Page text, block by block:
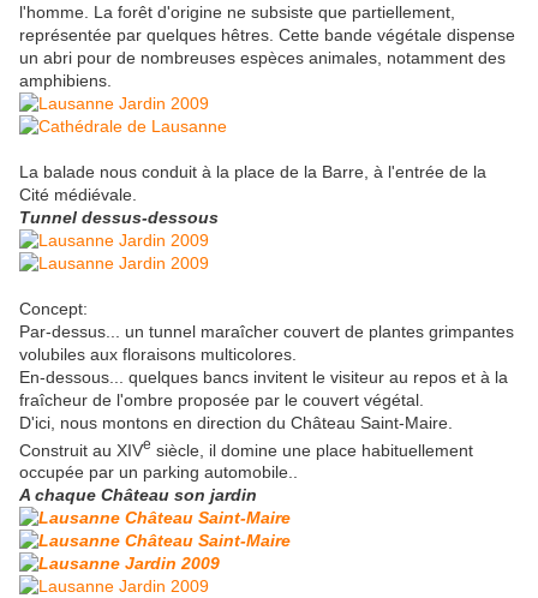
l'homme. La forêt d'origine ne subsiste que partiellement,
représentée par quelques hêtres. Cette bande végétale dispense
un abri pour de nombreuses espèces animales, notamment des
amphibiens.
La balade nous conduit à la place de la Barre, à l'entrée de la
Cité médiévale.
Tunnel dessus-dessous
Concept:
Par-dessus... un tunnel maraîcher couvert de plantes grimpantes
volubiles aux floraisons multicolores.
En-dessous... quelques bancs invitent le visiteur au repos et à la
fraîcheur de l'ombre proposée par le couvert végétal.
D'ici, nous montons en direction du Château Saint-Maire.
Construit au XIVe siècle, il domine une place habituellement
occupée par un parking automobile..
A chaque Château son jardin